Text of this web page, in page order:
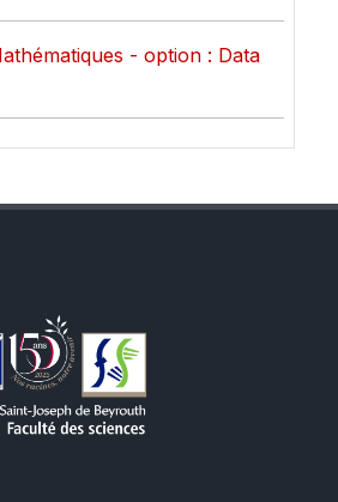
- option : Data